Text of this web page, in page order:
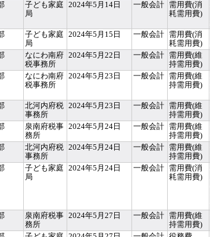
子ども家庭
局
2024年5月14日 一般会計
需用費(消
耗需用費)
子ども家庭
局
2024年5月15日 一般会計
需用費(消
耗需用費)
なにわ南府
税事務所
2024年5月22日 一般会計
需用費(維
持需用費)
なにわ南府
税事務所
2024年5月23日 一般会計
需用費(維
持需用費)
北河内府税
事務所
2024年5月23日 一般会計
需用費(維
持需用費)
泉南府税事
務所
2024年5月24日 一般会計
需用費(維
持需用費)
北河内府税
事務所
2024年5月24日 一般会計
需用費(維
持需用費)
子ども家庭
局
2024年5月24日 一般会計
需用費(消
耗需用費)
泉南府税事
務所
2024年5月27日 一般会計
需用費(維
持需用費)